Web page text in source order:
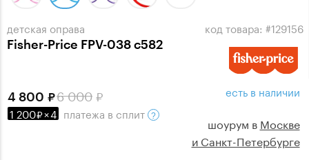
детская оправа
Fisher-Price FPV-038 c582
код товара: #129156
6 000
4 800
1 200 ×4 платежа в сплит
есть в наличии
шоурум в Москве
и Санкт-Петербурге